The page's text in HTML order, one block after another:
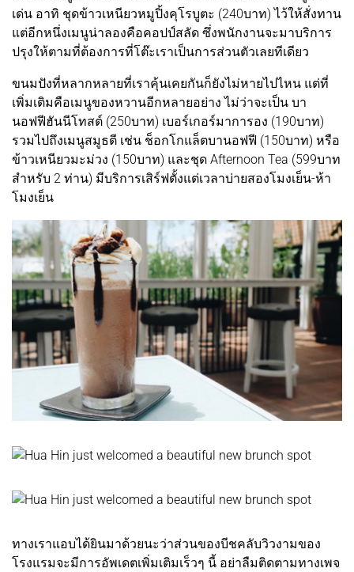
เด่น อาทิ ชุดข้าวเหนียวหมูปิ้งคุโรบูตะ (240บาท) ไว้ให้สั่งทาน
แต่อีกหนึ่งเมนูน่าลองคือคอปป์สลัด ซึ่งพนักงานจะมาบริการ
ปรุงให้ตามที่ต้องการที่โต๊ะเราเป็นการส่วนตัวเลยทีเดียว
ขนมปังที่หลากหลายที่เราคุ้นเคยกันก็ยังไม่หายไปไหน แต่ที่
เพิ่มเติมคือเมนูของหวานอีกหลายอย่าง ไม่ว่าจะเป็น บา
นอฟฟีฮันนีโทสต์ (250บาท) เบอร์เกอร์มาการอง (190บาท)
รวมไปถึงเมนูสมูธตี เช่น ช็อกโกแล็ตบานอฟฟี (150บาท) หรือ
ข้าวเหนียวมะม่วง (150บาท) และชุด Afternoon Tea (599บาท
สำหรับ 2 ท่าน) มีบริการเสิร์ฟตั้งแต่เวลาบ่ายสองโมงเย็น-ห้า
โมงเย็น
ทางเราแอบได้ยินมาด้วยนะว่าส่วนของบีชคลับวิวงามของ
โรงแรมจะมีการอัพเดตเพิ่มเติมเร็วๆ นี้ อย่าลืมติดตามทางเพจ